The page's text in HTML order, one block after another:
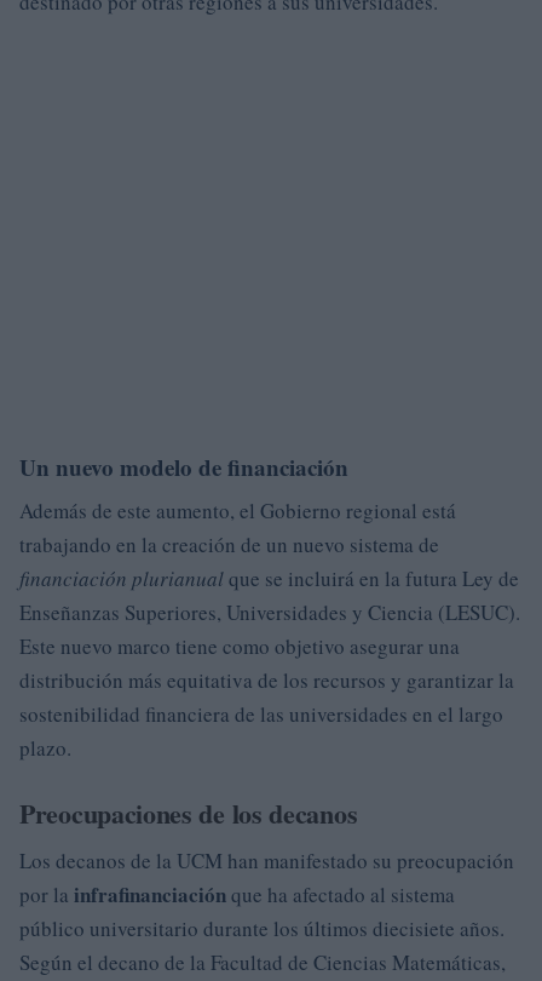
Un nuevo modelo de financiación
Además de este aumento, el Gobierno regional está
trabajando en la creación de un nuevo sistema de
financiación plurianualque se incluirá en la futura Ley de
Enseñanzas Superiores, Universidades y Ciencia (LESUC).
Este nuevo marco tiene como objetivo asegurar una
distribución más equitativa de los recursos y garantizar la
sostenibilidad financiera de las universidades en el largo
plazo.
Preocupaciones de los decanos
Los decanos de la UCM han manifestado su preocupación
por la infrafinanciaciónque ha afectado al sistema
público universitario durante los últimos diecisiete años.
Según el decano de la Facultad de Ciencias Matemáticas,